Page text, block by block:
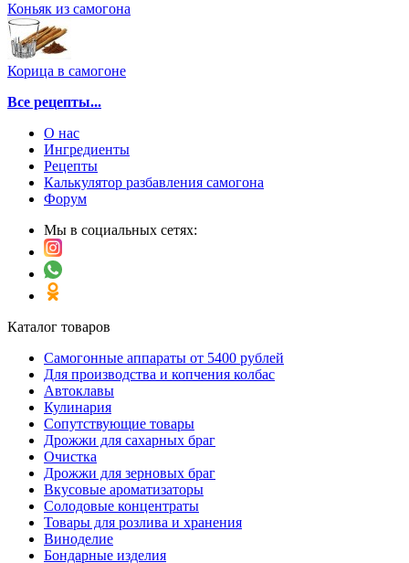
Коньяк из самогона
Корица в самогоне
Все рецепты...
О нас
Ингредиенты
Рецепты
Калькулятор разбавления самогона
Форум
Мы в социальных сетях:
Каталог товаров
Самогонные аппараты от 5400 рублей
Для производства и копчения колбас
Автоклавы
Кулинария
Сопутствующие товары
Дрожжи для сахарных браг
Очистка
Дрожжи для зерновых браг
Вкусовые ароматизаторы
Солодовые концентраты
Товары для розлива и хранения
Виноделие
Бондарные изделия